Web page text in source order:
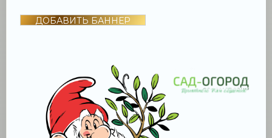
ДОБАВИТЬ БАННЕР